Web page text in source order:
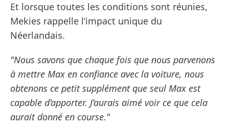
Et lorsque toutes les conditions sont réunies,
Mekies rappelle l’impact unique du
Néerlandais.
"Nous savons que chaque fois que nous parvenons
à mettre Max en confiance avec la voiture, nous
obtenons ce petit supplément que seul Max est
capable d’apporter. J’aurais aimé voir ce que cela
aurait donné en course."